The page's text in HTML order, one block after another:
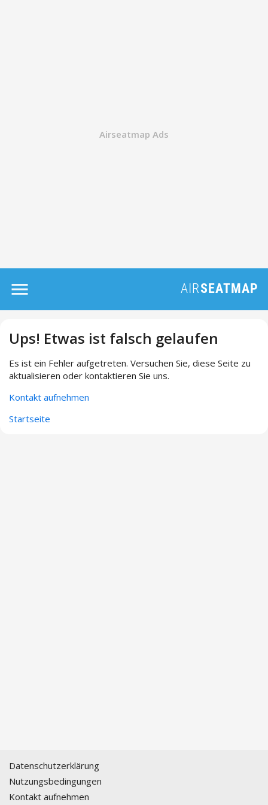
Ups! Etwas ist falsch gelaufen
Es ist ein Fehler aufgetreten. Versuchen Sie, diese Seite zu
aktualisieren oder kontaktieren Sie uns.
Kontakt aufnehmen
Startseite
Datenschutzerklärung
Nutzungsbedingungen
Kontakt aufnehmen